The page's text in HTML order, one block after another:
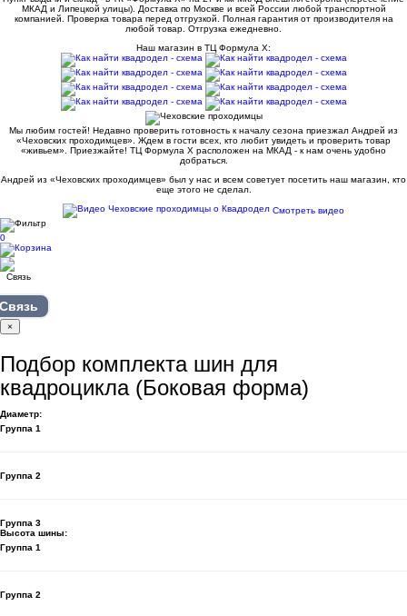
МКАД и Липецкой улицы). Доставка по Москве и всей России любой транспортной
компанией. Проверка товара перед отгрузкой. Полная гарантия от производителя на
любой товар. Отгрузка ежедневно.
Наш магазин в ТЦ Формула Х:
Мы любим гостей! Недавно проверить готовность к началу сезона приезжал Андрей из
«Чеховских проходимцев». Ждем в гости всех, кто любит увидеть и проверить товар
«живьем». Приезжайте! ТЦ Формула Х расположен на МКАД - к нам очень удобно
добраться.
Андрей из «Чеховских проходимцев» был у нас и всем советует посетить наш магазин, кто
еще этого не сделал.
Смотреть видео
0
×
Подбор комплекта шин для
квадроцикла (Боковая форма)
Диаметр:
Группа 1
Группа 2
Группа 3
Высота шины:
Группа 1
Группа 2